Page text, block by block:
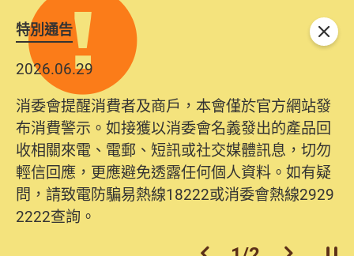
特別通告
2026.06.29
消委會提醒消費者及商戶，本會僅於官方網站發
布消費警示。如接獲以消委會名義發出的產品回
收相關來電、電郵、短訊或社交媒體訊息，切勿
輕信回應，更應避免透露任何個人資料。如有疑
問，請致電防騙易熱線18222或消委會熱線2929
2222查詢。
2025.10.31
為提升使用者體驗及網絡安全，本會的投訴處理
系統已經進行升級及推出新功能。由2025年11月
10日起，消費者需要提供基本聯絡資料（包括姓
名、電郵及電話）註冊帳戶，才可提交投訴、查
詢及建議。所有提交紀錄將清晰整合於帳戶中，
方便日後作出跟進。
上一個 下一個
關閉